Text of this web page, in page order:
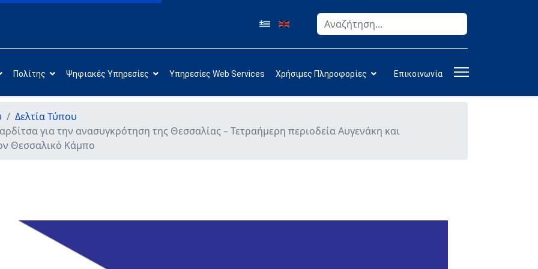
Αναζήτηση
Πολίτης Ψηφιακές Υπηρεσίες Υπηρεσίες Web Services Χρήσιμες Πληροφορίες Επικοινωνία
Δελτία Τύπου
για την ανασυγκρότηση της Θεσσαλίας – Τετραήμερη περιοδεία Αυγενάκη και
Θεσσαλικό Κάμπο